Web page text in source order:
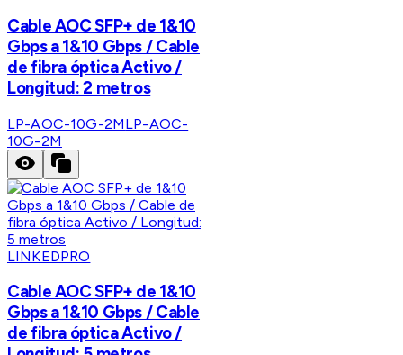
Cable AOC SFP+ de 1&10
Gbps a 1&10 Gbps / Cable
de fibra óptica Activo /
Longitud: 2 metros
LP-AOC-10G-2MLP-AOC-
10G-2M
LINKEDPRO
Cable AOC SFP+ de 1&10
Gbps a 1&10 Gbps / Cable
de fibra óptica Activo /